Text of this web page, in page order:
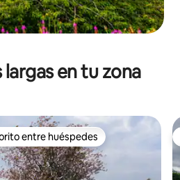
en tu zona
mejores en Favorito entre huéspedes
entre huéspedes